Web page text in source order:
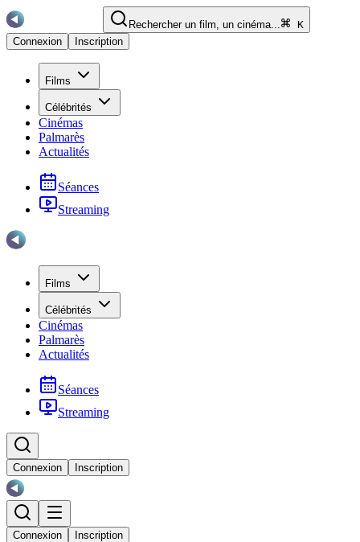
Rechercher un film, un cinéma...
K
Connexion
Inscription
Films
Célébrités
Cinémas
Palmarès
Actualités
Séances
Streaming
Films
Célébrités
Cinémas
Palmarès
Actualités
Séances
Streaming
Connexion Inscription
Connexion Inscription